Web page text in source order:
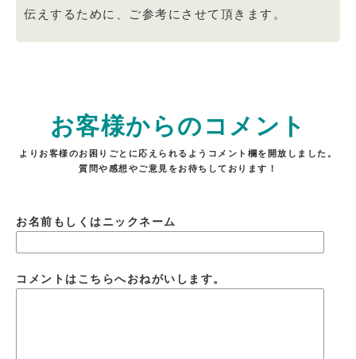
伝えするために、ご参考にさせて頂きます。
お客様からのコメント
よりお客様のお困りごとに応えられるようコメント欄を開放しました。
質問や感想やご意見をお待ちしております！
お名前もしくはニックネーム
コメントはこちらへおねがいします。